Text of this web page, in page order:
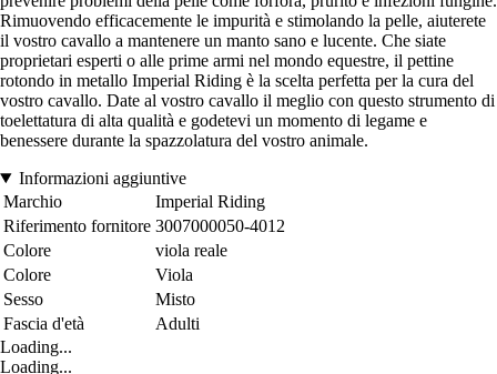
Rimuovendo efficacemente le impurità e stimolando la pelle, aiuterete
il vostro cavallo a mantenere un manto sano e lucente. Che siate
proprietari esperti o alle prime armi nel mondo equestre, il pettine
rotondo in metallo Imperial Riding è la scelta perfetta per la cura del
vostro cavallo. Date al vostro cavallo il meglio con questo strumento di
toelettatura di alta qualità e godetevi un momento di legame e
benessere durante la spazzolatura del vostro animale.
Informazioni aggiuntive
Marchio
Imperial Riding
Riferimento fornitore 3007000050-4012
Colore
viola reale
Colore
Viola
Sesso
Misto
Fascia d'età
Adulti
Loading...
Loading...